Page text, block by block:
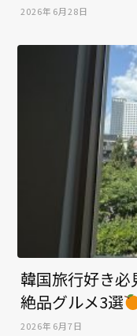
2026年6月28日
韓国旅行好き
絶品グルメ3選
2026年6月7日